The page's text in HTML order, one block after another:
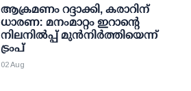
ആക്രമണം റദ്ദാക്കി, കരാറിന്
ധാരണ: മനംമാറ്റം ഇറാന്റെ
നിലനില്‍പ്പ് മുന്‍നിര്‍ത്തിയെന്ന്
ട്രംപ്
02 Aug